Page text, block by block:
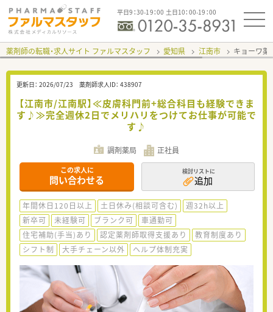
平日9：30-19：00 土日10：00-19：00
薬剤師の転職・求人サイト ファルマスタッフ 愛知県 江南市 キョーワ
更新日： 2026/07/23 薬剤師求人ID： 438907
【江南市/江南駅】≪皮膚科門前+総合科目も経験できま
す♪≫完全週休2日でメリハリをつけてお仕事が可能で
す♪
調剤薬局 正社員
この求人に
問い合わせる
検討リストに
追加
年間休日120日以上 土日休み(相談可含む)
週32h以上
新卒可
未経験可 ブランク可
車通勤可
住宅補助(手当)あり
認定薬剤師取得支援あり
教育制度あり
シフト制
大手チェーン以外 ヘルプ体制充実